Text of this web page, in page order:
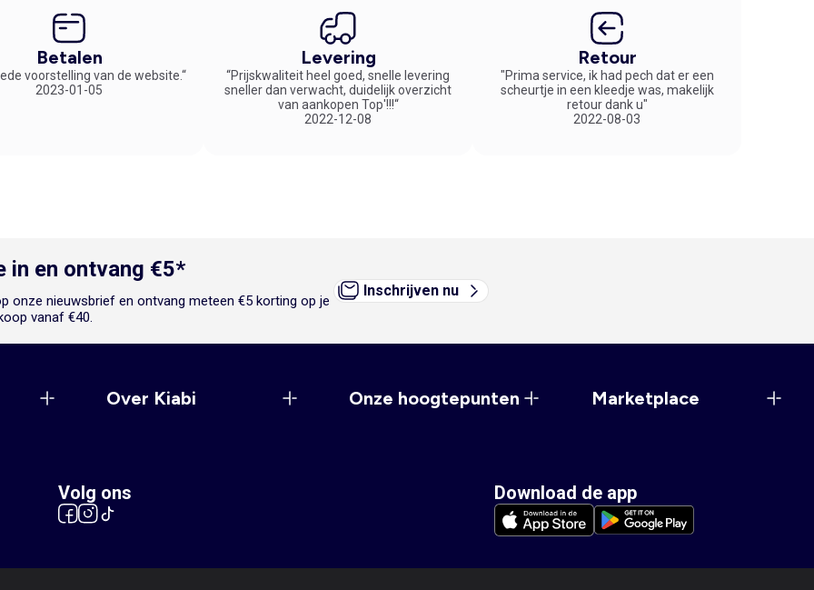
Betalen
voorstelling van de website.“
2023-01-05
Levering
“Prijskwaliteit heel goed, snelle levering
sneller dan verwacht, duidelijk overzicht
van aankopen Top'!!!“
2022-12-08
Retour
"Prima service, ik had pech dat er een
scheurtje in een kleedje was, makelijk
retour dank u"
2022-08-03
in en ontvang €5*
onze nieuwsbrief en ontvang meteen €5 korting op je
vanaf €40.
Inschrijven nu
Over Kiabi Onze hoogtepunten Marketplace
Volg ons Download de app